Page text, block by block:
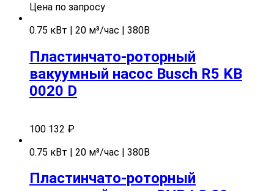
Цена по запросу
0.75 кВт | 20 м³/час | 380В
Пластинчато-роторный
вакуумный насос Busch R5 KB
0020 D
100 132 ₽
0.75 кВт | 20 м³/час | 380В
Пластинчато-роторный